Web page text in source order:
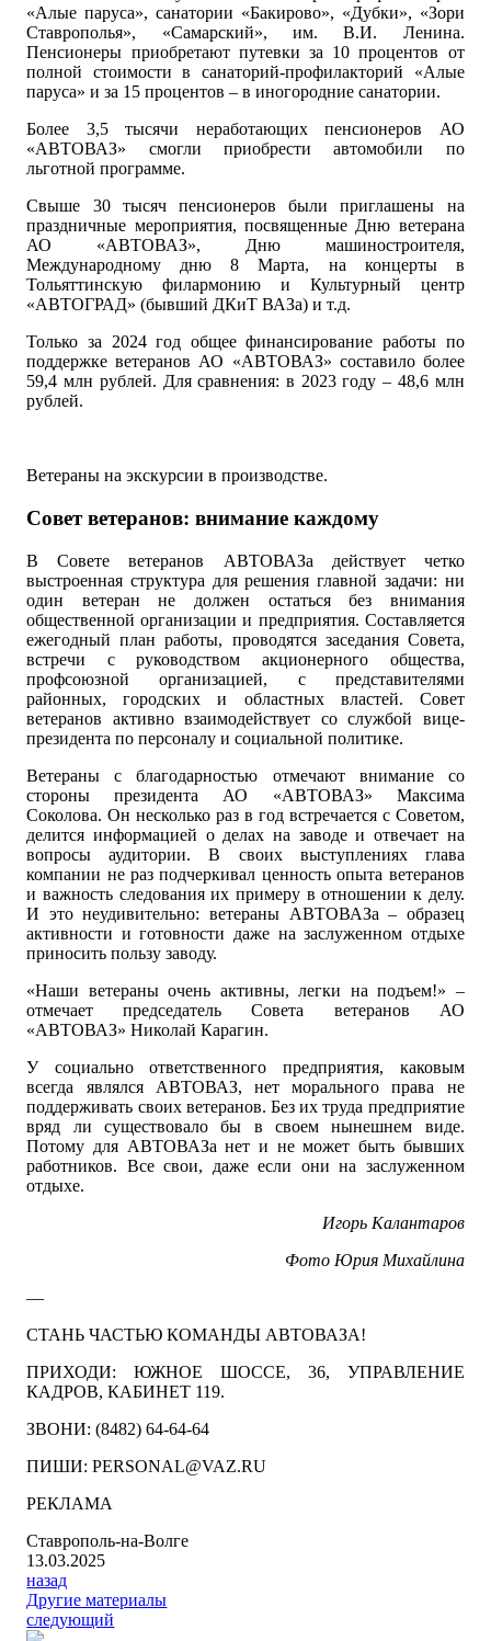
«Алые паруса», санатории «Бакирово», «Дубки», «Зори
Ставрополья», «Самарский», им. В.И. Ленина.
Пенсионеры приобретают путевки за 10 процентов от
полной стоимости в санаторий-профилакторий «Алые
паруса» и за 15 процентов – в иногородние санатории.
Более 3,5 тысячи неработающих пенсионеров АО
«АВТОВАЗ» смогли приобрести автомобили по
льготной программе.
Свыше 30 тысяч пенсионеров были приглашены на
праздничные мероприятия, посвященные Дню ветерана
АО «АВТОВАЗ», Дню машиностроителя,
Международному дню 8 Марта, на концерты в
Тольяттинскую филармонию и Культурный центр
«АВТОГРАД» (бывший ДКиТ ВАЗа) и т.д.
Только за 2024 год общее финансирование работы по
поддержке ветеранов АО «АВТОВАЗ» составило более
59,4 млн рублей. Для сравнения: в 2023 году – 48,6 млн
рублей.
Ветераны на экскурсии в производстве.
Совет ветеранов: внимание каждому
В Совете ветеранов АВТОВАЗа действует четко
выстроенная структура для решения главной задачи: ни
один ветеран не должен остаться без внимания
общественной организации и предприятия. Составляется
ежегодный план работы, проводятся заседания Совета,
встречи с руководством акционерного общества,
профсоюзной организацией, с представителями
районных, городских и областных властей. Совет
ветеранов активно взаимодействует со службой вице-
президента по персоналу и социальной политике.
Ветераны с благодарностью отмечают внимание со
стороны президента АО «АВТОВАЗ» Максима
Соколова. Он несколько раз в год встречается с Советом,
делится информацией о делах на заводе и отвечает на
вопросы аудитории. В своих выступлениях глава
компании не раз подчеркивал ценность опыта ветеранов
и важность следования их примеру в отношении к делу.
И это неудивительно: ветераны АВТОВАЗа – образец
активности и готовности даже на заслуженном отдыхе
приносить пользу заводу.
«Наши ветераны очень активны, легки на подъем!» –
отмечает председатель Совета ветеранов АО
«АВТОВАЗ» Николай Карагин.
У социально ответственного предприятия, каковым
всегда являлся АВТОВАЗ, нет морального права не
поддерживать своих ветеранов. Без их труда предприятие
вряд ли существовало бы в своем нынешнем виде.
Потому для АВТОВАЗа нет и не может быть бывших
работников. Все свои, даже если они на заслуженном
отдыхе.
Игорь Калантаров
Фото Юрия Михайлина
—
СТАНЬ ЧАСТЬЮ КОМАНДЫ АВТОВАЗА!
ПРИХОДИ: ЮЖНОЕ ШОССЕ, 36, УПРАВЛЕНИЕ
КАДРОВ, КАБИНЕТ 119.
ЗВОНИ: (8482) 64-64-64
ПИШИ: PERSONAL@VAZ.RU
РЕКЛАМА
Ставрополь-на-Волге
13.03.2025
назад
Другие материалы
следующий